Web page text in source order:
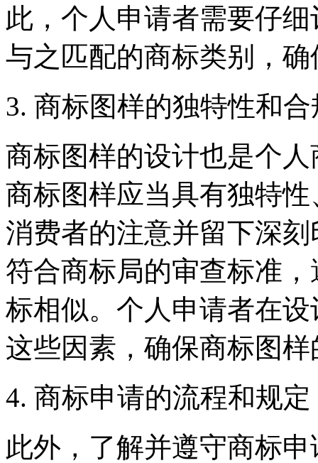
此，个人申请者需要仔
与之匹配的商标类别，
3. 商标图样的独特性和
商标图样的设计也是个
商标图样应当具有独特
消费者的注意并留下深
符合商标局的审查标准
标相似。个人申请者在
这些因素，确保商标图
4. 商标申请的流程和规定
此外，了解并遵守商标